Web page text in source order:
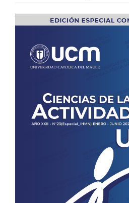
Barra
lateral
artículo